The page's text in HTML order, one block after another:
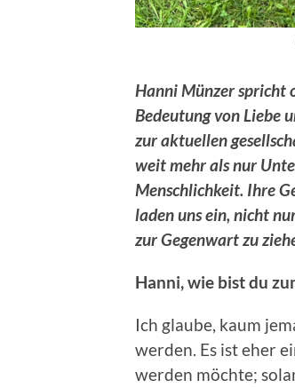
Hanni Münzer spricht
Bedeutung von Liebe
zur aktuellen
weit mehr als nur
Menschlichkeit. Ihre
laden uns ein, nicht
zur Gegenwart zu
Hanni, wie bist du
Ich glaube, kaum
werden. Es ist eher
werden möchte;